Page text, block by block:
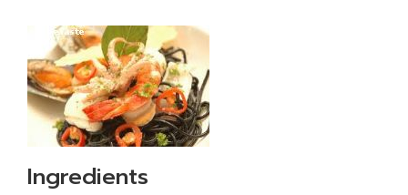
Ingredients